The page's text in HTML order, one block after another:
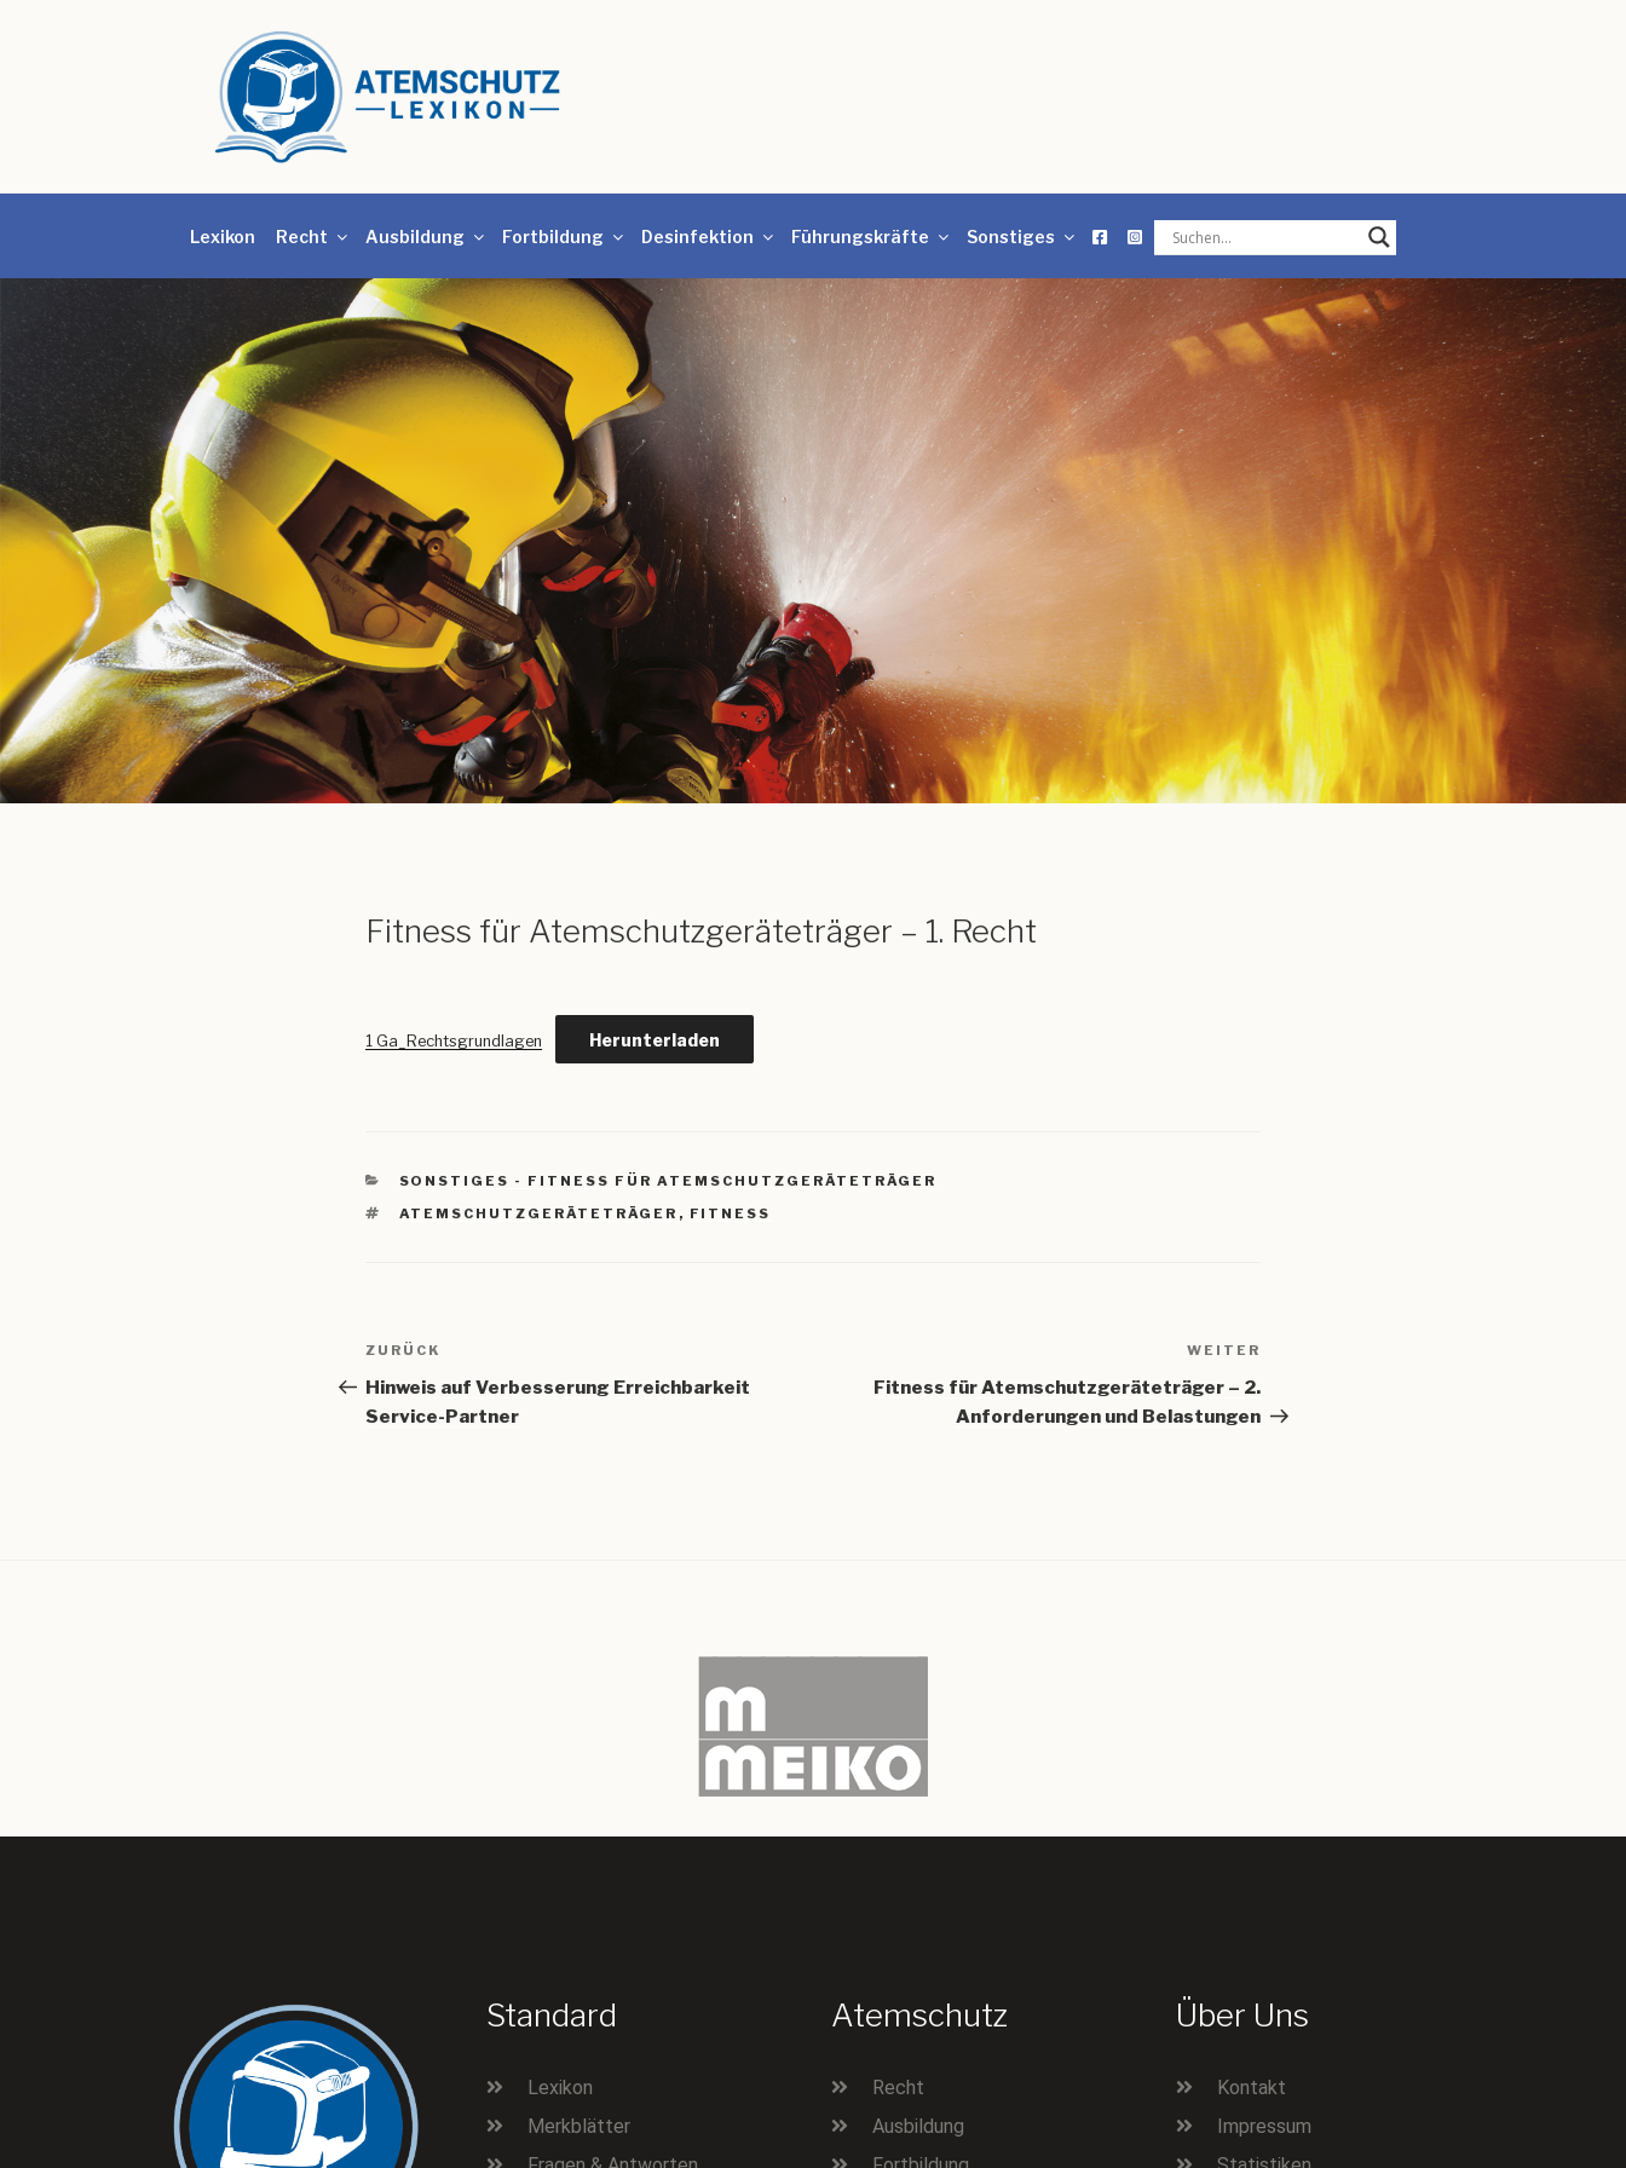
Lexikon Recht Ausbildung Fortbildung Desinfektion Führungskräfte Sonstiges
Fitness für Atemschutzgeräteträger – 1. Recht
1 Ga_Rechtsgrundlagen Herunterladen
KATEGORIEN
SONSTIGES - FITNESS FÜR ATEMSCHUTZGERÄTETRÄGER
SCHLAGWÖRTER
ATEMSCHUTZGERÄTETRÄGER , FITNESS
Beitragsnavigation
Vorheriger
Beitrag
ZURÜCK
Hinweis auf Verbesserung Erreichbarkeit
Service-Partner
WEITER
Fitness für Atemschutzgeräteträger – 2.
Anforderungen und Belastungen
Standard
Lexikon
Merkblätter
Atemschutz
Recht
Ausbildung
Über Uns
Kontakt
Impressum